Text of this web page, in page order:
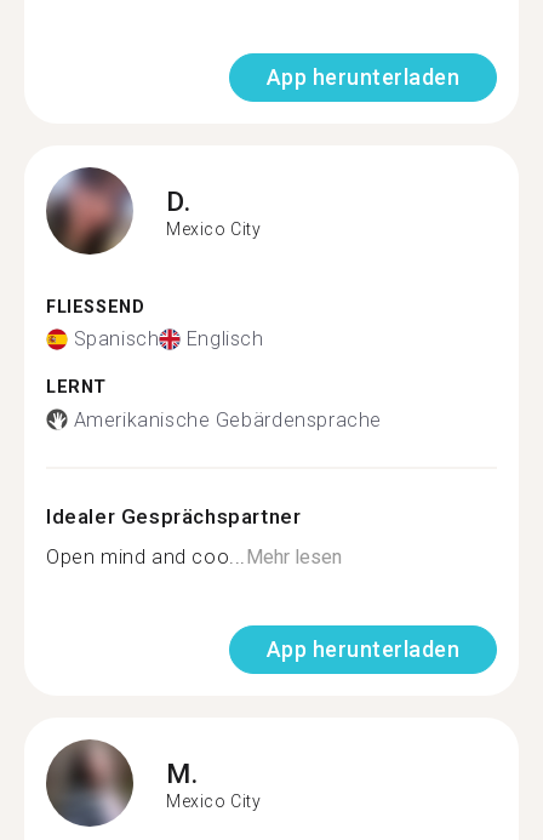
App herunterladen
D.
Mexico City
FLIESSEND
Spanisch Englisch
LERNT
Amerikanische Gebärdensprache
Idealer Gesprächspartner
Open mind and coo... Mehr lesen
App herunterladen
M.
Mexico City